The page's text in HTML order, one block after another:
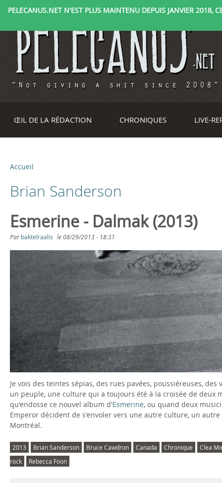
PELECANUS.NET N'EST PLUS MAINTENU DEPUIS JANVIER 2018,
ŒIL DE LA RÉDACTION CHRONIQUES LIVE-
V
o
u
s
ê
t
s
i
c
i
Accueil
Brian Sanderson
Esmerine - Dalmak (2013)
Par baktelraalis le08/29/2013 - 18:31
Je vois des teintes sépias, des rues pavées, poussiéreuses,
un peuple, une culture qui a toujours été à la croisée de deux
qu'endosse ce nouvel album d'Esmerine, ou quand deux
Emperor décident de s'envoler vers une autre culture, un
Montréal.
2013 Brian Sanderson Bruce Cawdron Canada Chronique
Clea
rock
Rebecca Foon